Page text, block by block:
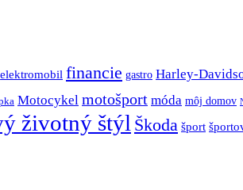
elektromobil financie gastro Harley-
Motocykel motošport móda môj domov
životný štýl Škoda šport